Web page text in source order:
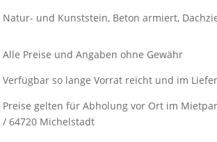
Natur- und Kunststein, Beton armiert,
Alle Preise und Angaben ohne Gewähr
Verfügbar so lange Vorrat reicht und im
Preise gelten für Abholung vor Ort im
/ 64720 Michelstadt